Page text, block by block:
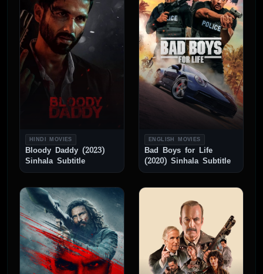
HINDI MOVIES
Bloody Daddy (2023)
Sinhala Subtitle
ENGLISH MOVIES
Bad Boys for Life
(2020) Sinhala Subtitle